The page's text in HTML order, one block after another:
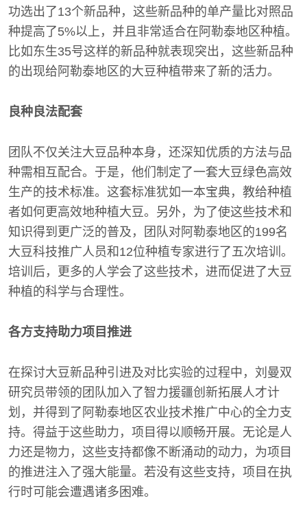
功选出了13个新品种，这些新品种的单产量比对照品
种提高了5%以上，并且非常适合在阿勒泰地区种植。
比如东生35号这样的新品种就表现突出，这些新品种
的出现给阿勒泰地区的大豆种植带来了新的活力。
良种良法配套
团队不仅关注大豆品种本身，还深知优质的方法与品
种需相互配合。于是，他们制定了一套大豆绿色高效
生产的技术标准。这套标准犹如一本宝典，教给种植
者如何更高效地种植大豆。另外，为了使这些技术和
知识得到更广泛的普及，团队对阿勒泰地区的199名
大豆科技推广人员和12位种植专家进行了五次培训。
培训后，更多的人学会了这些技术，进而促进了大豆
种植的科学与合理性。
各方支持助力项目推进
在探讨大豆新品种引进及对比实验的过程中，刘曼双
研究员带领的团队加入了智力援疆创新拓展人才计
划，并得到了阿勒泰地区农业技术推广中心的全力支
持。得益于这些助力，项目得以顺畅开展。无论是人
力还是物力，这些支持都像不断涌动的动力，为项目
的推进注入了强大能量。若没有这些支持，项目在执
行时可能会遭遇诸多困难。